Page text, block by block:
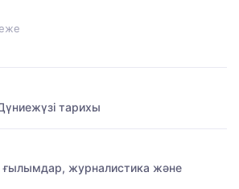
тарихы
ғылымдар, журналистика және